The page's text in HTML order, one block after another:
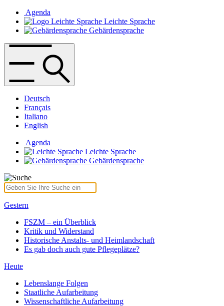
Agenda
Leichte Sprache
Gebärdensprache
Deutsch
Français
Italiano
English
Agenda
Leichte Sprache
Gebärdensprache
Gestern
FSZM – ein Überblick
Kritik und Widerstand
Historische Anstalts- und Heimlandschaft
Es gab doch auch gute Pflegeplätze?
Heute
Lebenslange Folgen
Staatliche Aufarbeitung
Wissenschaftliche Aufarbeitung